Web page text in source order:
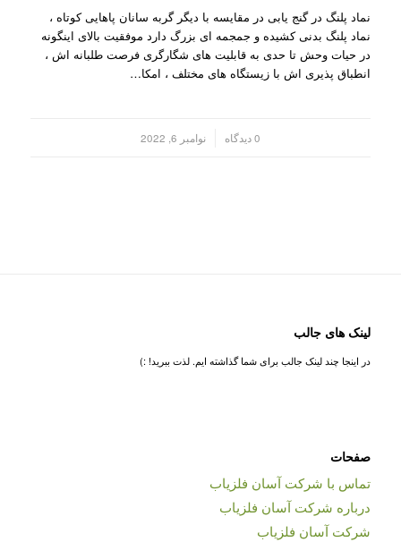
نماد پلنگ در گنج یابی در مقایسه با دیگر گربه سانان پاهایی کوتاه ،
نماد پلنگ بدنی کشیده و جمجمه ای بزرگ دارد موفقیت بالای اینگونه
در حیات وحش تا حدی به قابلیت های شگارگری فرصت طلبانه اش ،
انطباق پذیری اش با زیستگاه های مختلف ، امکا…
0 دیدگاه نوامبر 6, 2022
لینک های جالب
در اینجا چند لینک جالب برای شما گذاشته ایم. لذت ببرید! :)
صفحات
تماس با شرکت آسان فلزیاب
درباره شرکت آسان فلزیاب
شرکت آسان فلزیاب